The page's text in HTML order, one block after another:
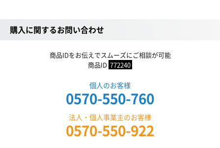
購入に関するお問い合わせ
商品IDをお伝えでスムーズにご相談が可能
商品ID 772240
個人のお客様
0570-550-760
法人・個人事業主のお客様
0570-550-922